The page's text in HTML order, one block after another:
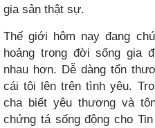
gia sản thật sự.
Thế giới hôm nay đang
hoảng trong đời sống gia
nhau hơn. Dễ dàng tổn
cái tôi lên trên tình yêu.
cha biết yêu thương và
chứng tá sống động cho